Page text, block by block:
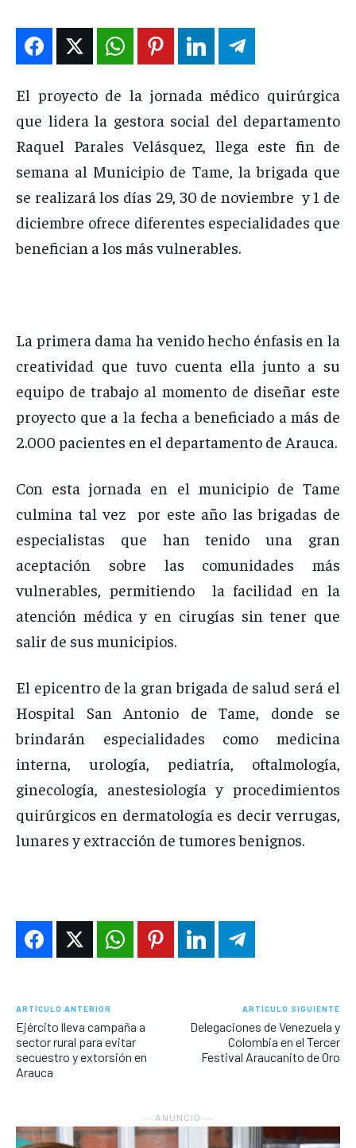
ENTRETENIMIENTO
EN VIVO
NOSOTROS
INSTITUCIONAL
PUATE CON NOSOTROS
ENTRETENIMIENTO
EN VIVO
NOSOTROS
INSTITUCIONAL
PUATE CON NOSOTROS
ENTRETENIMIENTO
EN VIVO
NOSOTROS
INSTITUCIONAL
PUATE CON NOSOTROS
ENTRETENIMIENTO
EN VIVO
NOSOTROS
INSTITUCIONAL
PUATE CON NOSOTROS
El proyecto de la jornada médico quirúrgica
que lidera la gestora social del departamento
Raquel Parales Velásquez, llega este fin de
semana al Municipio de Tame, la brigada que
se realizará los días 29, 30 de noviembre y 1 de
diciembre ofrece diferentes especialidades que
benefician a los más vulnerables.
La primera dama ha venido hecho énfasis en la
creatividad que tuvo cuenta ella junto a su
equipo de trabajo al momento de diseñar este
proyecto que a la fecha a beneficiado a más de
2.000 pacientes en el departamento de Arauca.
Con esta jornada en el municipio de Tame
culmina tal vez por este año las brigadas de
especialistas que han tenido una gran
aceptación sobre las comunidades más
vulnerables, permitiendo la facilidad en la
atención médica y en cirugías sin tener que
salir de sus municipios.
El epicentro de la gran brigada de salud será el
Hospital San Antonio de Tame, donde se
brindarán especialidades como medicina
interna, urología, pediatría, oftalmología,
ginecología, anestesiología y procedimientos
quirúrgicos en dermatología es decir verrugas,
lunares y extracción de tumores benignos.
ARTÍCULO ANTERIOR
Ejército lleva campaña a
sector rural para evitar
secuestro y extorsión en
Arauca
ARTÍCULO SIGUIENTE
Delegaciones de Venezuela y
Colombia en el Tercer
Festival Araucanito de Oro
― ANUNCIO ―